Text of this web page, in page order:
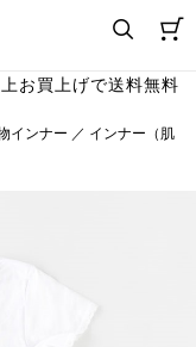
お買上げで送料無料
インナー ／ インナー（肌